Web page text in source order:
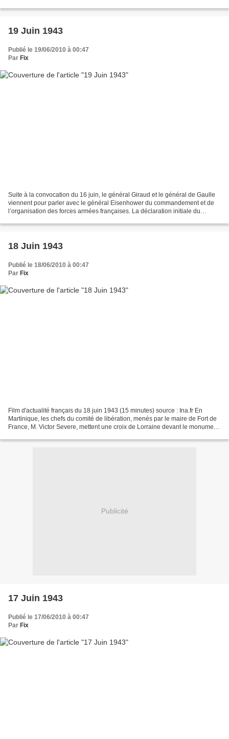
19 Juin 1943
Publié le 19/06/2010 à 00:47
Par Fix
Suite à la convocation du 16 juin, le général Giraud et le général de Gaulle
viennent pour parler avec le général Eisenhower du commandement et de
l’organisation des forces armées françaises. La déclaration initiale du
18 Juin 1943
Publié le 18/06/2010 à 00:47
Par Fix
Film d'actualité français du 18 juin 1943 (15 minutes) source : Ina.fr En
Martinique, les chefs du comité de libération, menés par le maire de Fort de
France, M. Victor Severe, mettent une croix de Lorraine devant le monument
Publicité
17 Juin 1943
Publié le 17/06/2010 à 00:47
Par Fix